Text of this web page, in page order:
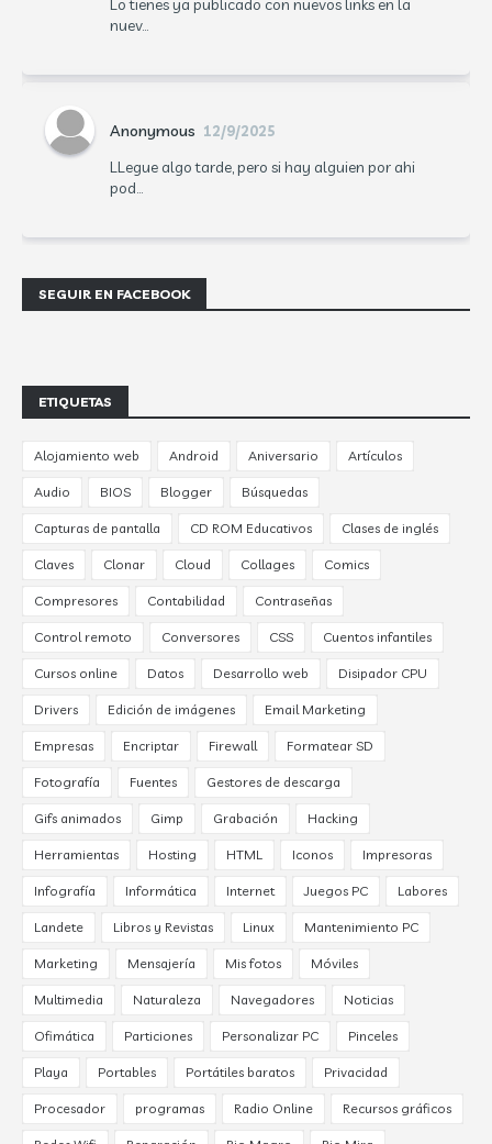
Lo tienes ya publicado con nuevos links en la
nuev...
Anonymous 12/9/2025
LLegue algo tarde, pero si hay alguien por ahi
pod...
SEGUIR EN FACEBOOK
ETIQUETAS
Alojamiento web Android Aniversario Artículos
Audio BIOS Blogger Búsquedas
Capturas de pantalla CD ROM Educativos Clases de inglés
Claves Clonar Cloud Collages Comics
Compresores Contabilidad Contraseñas
Control remoto Conversores CSS Cuentos infantiles
Cursos online Datos Desarrollo web Disipador CPU
Drivers Edición de imágenes Email Marketing
Empresas Encriptar Firewall Formatear SD
Fotografía Fuentes Gestores de descarga
Gifs animados Gimp Grabación Hacking
Herramientas Hosting HTML Iconos Impresoras
Infografía Informática Internet Juegos PC Labores
Landete Libros y Revistas Linux Mantenimiento PC
Marketing Mensajería Mis fotos Móviles
Multimedia Naturaleza Navegadores Noticias
Ofimática Particiones Personalizar PC Pinceles
Playa Portables Portátiles baratos Privacidad
Procesador programas Radio Online Recursos gráficos